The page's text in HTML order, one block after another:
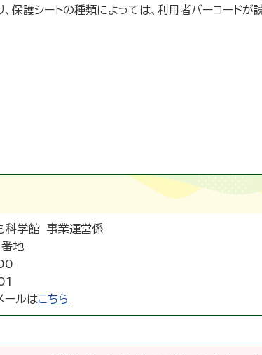
保護シートの種類によっては、利用者バーコードが
科学館 事業運営係
地
ールはこちら